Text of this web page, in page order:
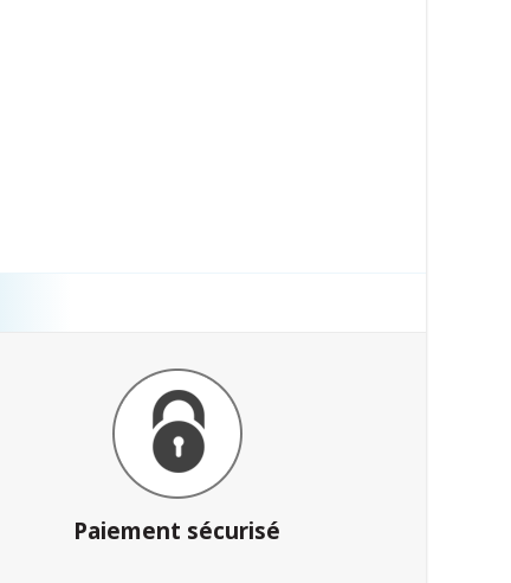
Paiement sécurisé